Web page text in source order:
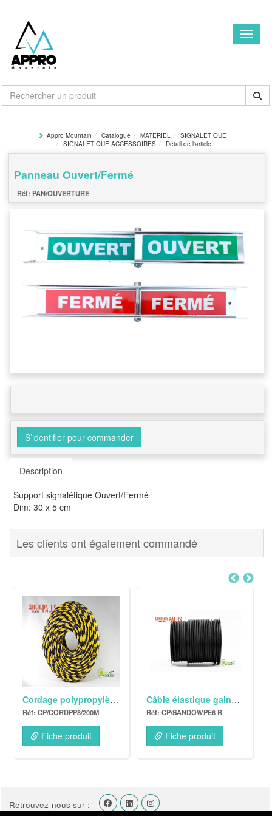
Appro Mountain Catalogue MATERIEL
SIGNALETIQUE
SIGNALETIQUE ACCESSOIRES
Détail de l'article
Panneau Ouvert/Fermé
PAN/OUVERTURE
S’identifier pour commander
Description
Support signalétique Ouvert/Fermé
Dim: 30 x 5 cm
Les clients ont également commandé
Cordage polypropylène 200m x 8mm Jaune et Noir
CP/CORDPP8/200M
Fiche produit
Câble élastique gainé PE bob. 100m x 6mm
CP/SANDOWPE6 R
Fiche produit
Retrouvez-nous sur :